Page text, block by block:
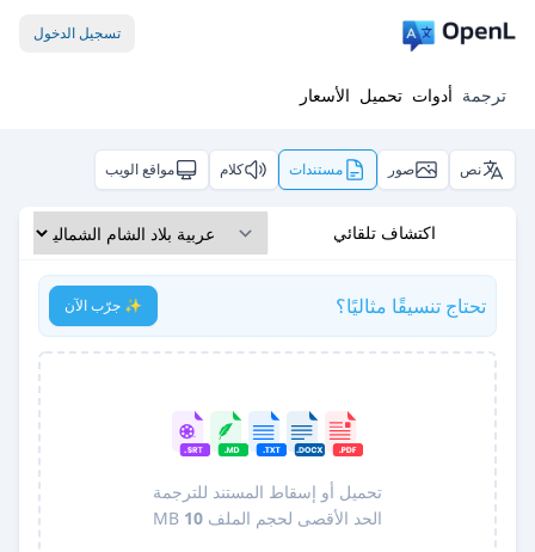
تسجيل الدخول
ترجمة أدوات تحميل الأسعار
نص صور مستندات كلام مواقع الويب
اكتشاف تلقائي
تحتاج تنسيقًا مثاليًا؟ ✨ جرّب الآن
تحميل أو إسقاط المستند للترجمة
الحد الأقصى لحجم الملف 10